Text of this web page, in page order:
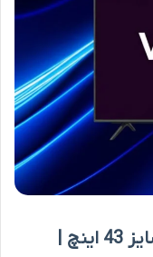
تلویزیون وینسنت 43VF3000 سایز 43 اینچ |